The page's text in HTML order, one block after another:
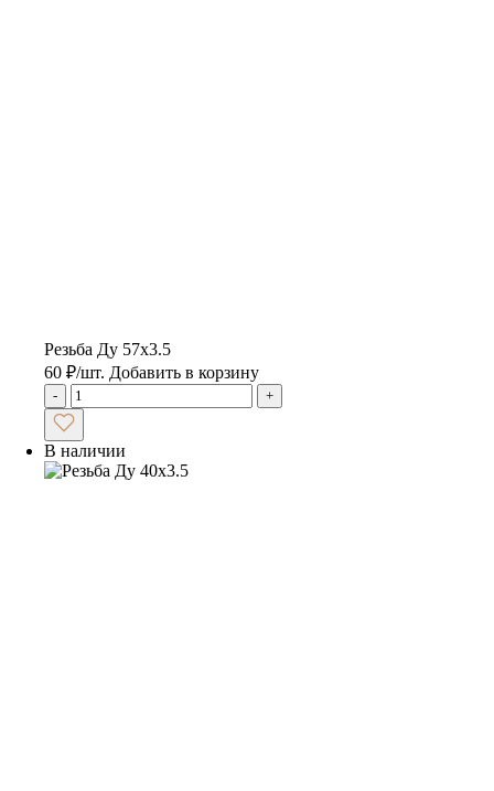
Резьба Ду 57х3.5
60 ₽/шт. Добавить в корзину
- +
В наличии